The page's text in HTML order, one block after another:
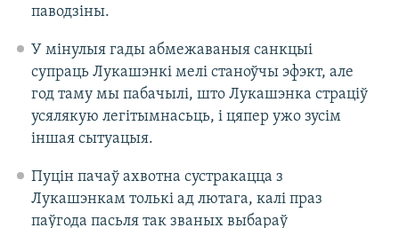
паводзіны.
У мінулыя гады абмежаваныя санкцыі
супраць Лукашэнкі мелі станоўчы эфэкт, але
год таму мы пабачылі, што Лукашэнка страціў
усялякую легітымнасьць, і цяпер ужо зусім
іншая сытуацыя.
Пуцін пачаў ахвотна сустракацца з
Лукашэнкам толькі ад лютага, калі праз
паўгода пасьля так званых выбараў